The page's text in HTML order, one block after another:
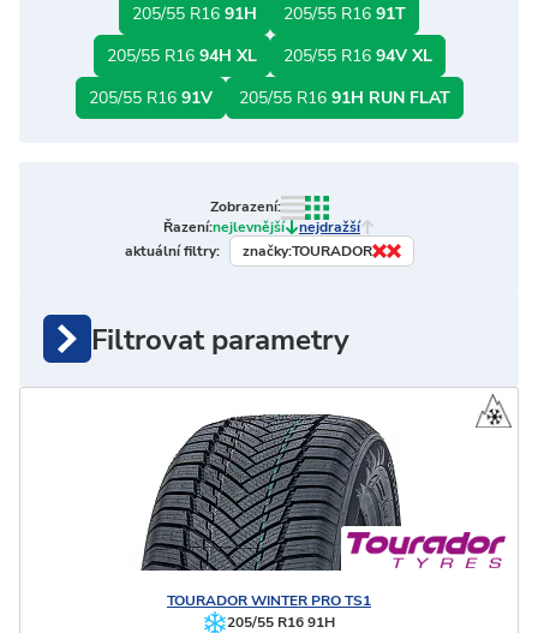
205/55 R16 91H 205/55 R16 91T
205/55 R1694H XL 205/55 R1694V XL
205/55 R1691V 205/55 R1691H RUN FLAT
Zobrazení:
Řazení:nejlevnější
nejdražší
aktuální filtry:
značky:TOURADOR
Filtrovat parametry
TOURADORWINTER PRO TS1
205/55 R16 91H